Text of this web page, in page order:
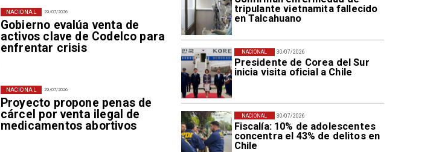
tripulante vietnamita fallecido
en Talcahuano
30/07/2026
Presidente de Corea del Sur
inicia visita oficial a Chile
NACIONAL
30/07/2026
Fiscalía: 10% de adolescentes
concentra el 43% de delitos en
Chile
NACIONAL
29/07/2026
Gobierno evalúa venta de
activos clave de Codelco para
enfrentar crisis
NACIONAL
29/07/2026
Proyecto propone penas de
cárcel por venta ilegal de
medicamentos abortivos
NACIONAL